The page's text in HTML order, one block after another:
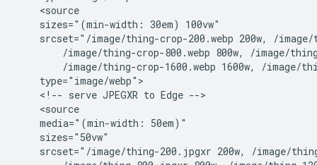
    <source
    sizes="(min-width: 30em) 100vw"
srcset="/image/thing-crop-200.webp 200w, /
/image/thing-crop-800.webp 800w, /image/
/image/thing-crop-1600.webp 1600w, /image/
    type="image/webp">
    <!-- serve JPEGXR to Edge -->
    <source
    media="(min-width: 50em)"
    sizes="50vw"
srcset="/image/thing-200.jpgxr 200w, /image/